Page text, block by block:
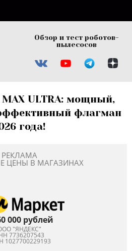
Обзор и тест роботов-
пылесосов
MAX ULTRA: мощный,
флагман
года!
РЕКЛАМА
ЦЕНЫ В МАГАЗИНАХ
000 рублей
"ЯНДЕКС"
7736207543
1027700229193